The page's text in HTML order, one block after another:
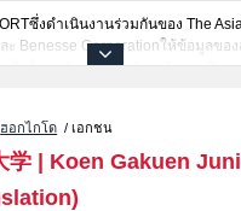
ซึ่งดำเนินงานร่วมกันของ The
ะ Benesse Corporationให้ข้อมูลขอ
ฑิตวิทยาลัย・วิทยาลัยระดับอนุปริญ
นสำหรับนักศึกษาต่างชาติเช่นข้อมูลข
าเช่นจำนวนคนที่รับสมัครหรือจำนว
านที่,การเดินทางเป็นต้นไว้ด้วยดังนั้น
ฮอกไกโด / เอกชน
学| Koen Gakuen